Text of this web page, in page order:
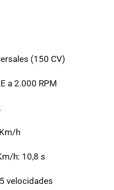
(150 CV)
a 2.000 RPM
h
h: 10,8 s
velocidades